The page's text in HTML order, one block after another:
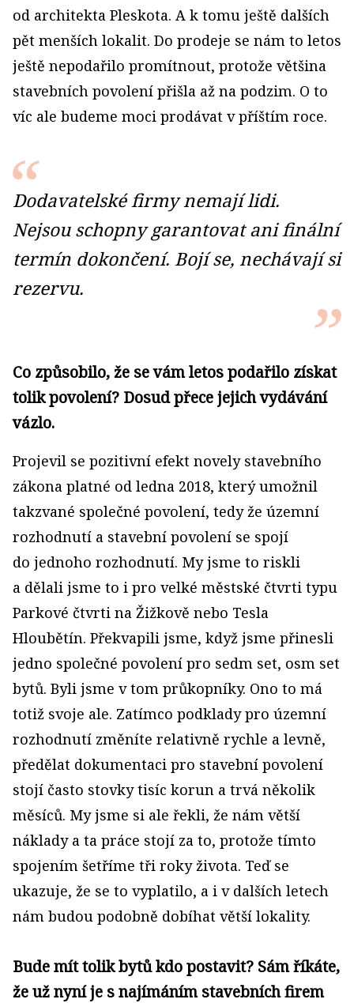
od architekta Pleskota. A k tomu ještě dalších
pět menších lokalit. Do prodeje se nám to letos
ještě nepodařilo promítnout, protože většina
stavebních povolení přišla až na podzim. O to
víc ale budeme moci prodávat v příštím roce.
Dodavatelské firmy nemají lidi.
Nejsou schopny garantovat ani finální
termín dokončení. Bojí se, nechávají si
rezervu.
Co způsobilo, že se vám letos podařilo získat
tolik povolení? Dosud přece jejich vydávání
vázlo.
Projevil se pozitivní efekt novely stavebního
zákona platné od ledna 2018, který umožnil
takzvané společné povolení, tedy že územní
rozhodnutí a stavební povolení se spojí
do jednoho rozhodnutí. My jsme to riskli
a dělali jsme to i pro velké městské čtvrti typu
Parkové čtvrti na Žižkově nebo Tesla
Hloubětín. Překvapili jsme, když jsme přinesli
jedno společné povolení pro sedm set, osm set
bytů. Byli jsme v tom průkopníky. Ono to má
totiž svoje ale. Zatímco podklady pro územní
rozhodnutí změníte relativně rychle a levně,
předělat dokumentaci pro stavební povolení
stojí často stovky tisíc korun a trvá několik
měsíců. My jsme si ale řekli, že nám větší
náklady a ta práce stojí za to, protože tímto
spojením šetříme tři roky života. Teď se
ukazuje, že se to vyplatilo, a i v dalších letech
nám budou podobně dobíhat větší lokality.
Bude mít tolik bytů kdo postavit? Sám říkáte,
že už nyní je s najímáním stavebních firem